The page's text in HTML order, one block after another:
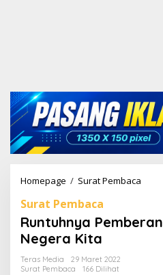
Homepage / Surat Pembaca
t
u
Surat Pembaca
Runtuhnya
Negera Kita
Teras Media
29 Maret 2022
Surat Pembaca
166 Dilihat